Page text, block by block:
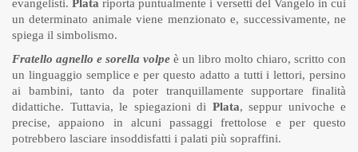
evangelisti.Plata riporta puntualmente i versetti del Vangelo in cui
un determinato animale viene menzionato e, successivamente, ne
spiega il simbolismo.
Fratello agnello e sorella volpe è un libro molto chiaro, scritto con
un linguaggio semplice e per questo adatto a tutti i lettori, persino
ai bambini, tanto da poter tranquillamente supportare finalità
didattiche. Tuttavia, le spiegazioni di Plata, seppur univoche e
precise, appaiono in alcuni passaggi frettolose e per questo
potrebbero lasciare insoddisfatti i palati più sopraffini.